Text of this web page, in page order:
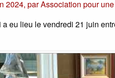
2024,parAssociation pour
eu lieu le vendredi 21 juin